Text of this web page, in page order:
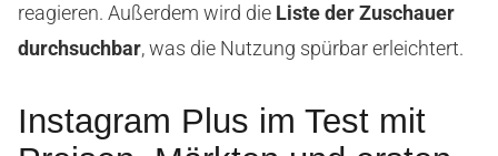
reagieren. Außerdem wird die Liste der Zuschauer
durchsuchbar, was die Nutzung spürbar erleichtert.
Instagram Plus im Test mit